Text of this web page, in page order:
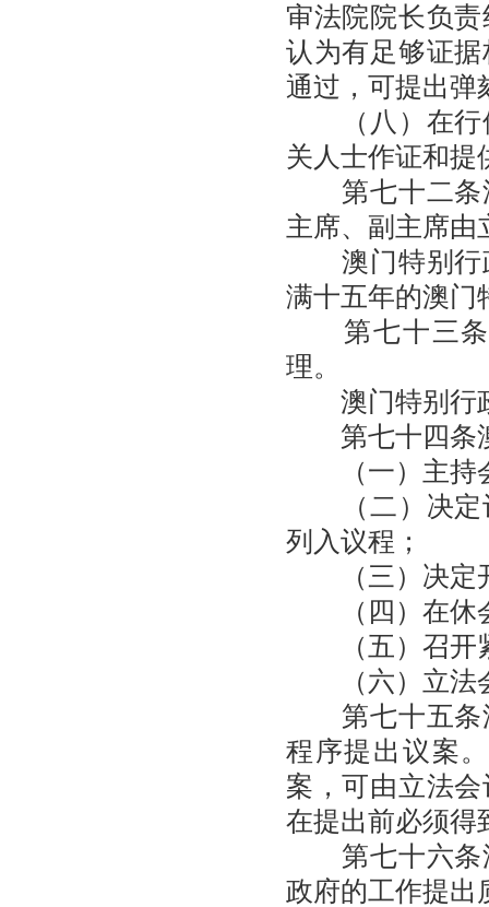
审法院院长负
认为有足够证
通过，可提出弹
（八）在行使
关人士作证和提
第七十二条澳
主席、副主席由
澳门特别行政
满十五年的澳门
第七十三条
理。
澳门特别行政
第七十四条澳
（一）主持
（二）决定议
列入议程；
（三）决定
（四）在休
（五）召开紧
（六）立法会
第七十五条澳
程序提出议案
案，可由立法
在提出前必须得
第七十六条澳
政府的工作提出